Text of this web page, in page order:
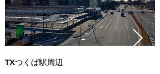
TXつくば駅周辺